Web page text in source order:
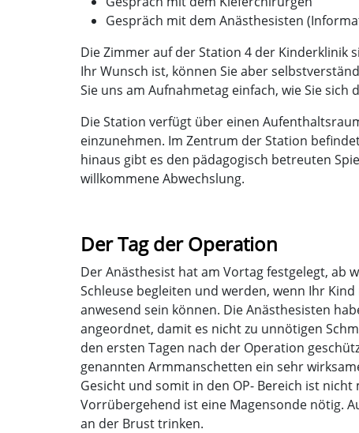
Gespräch mit dem Anästhesisten
Die Zimmer auf der Station 4 der Kinderklinik
Ihr Wunsch ist, können Sie aber
Sie uns am Aufnahmetag einfach, wie Sie sich
Die Station verfügt über einen
einzunehmen. Im Zentrum der Station
hinaus gibt es den pädagogisch betreuten
willkommene Abwechslung.
Der Tag der Operation
Der Anästhesist hat am Vortag festgelegt, ab
Schleuse begleiten und werden, wenn Ihr
anwesend sein können. Die Anästhesisten
angeordnet, damit es nicht zu unnötigen
den ersten Tagen nach der Operation
genannten Armmanschetten ein sehr
Gesicht und somit in den OP- Bereich ist
Vorrübergehend ist eine Magensonde nötig.
an der Brust trinken.